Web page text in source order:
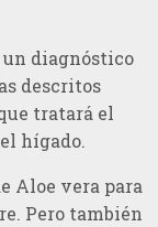
un diagnóstico
descritos
tratará el
hígado.
Aloe vera para
Pero también